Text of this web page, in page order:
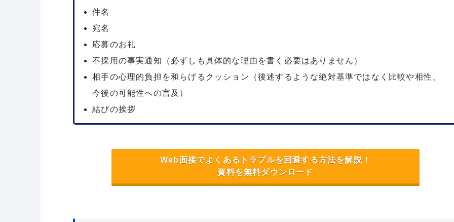
件名
宛名
応募のお礼
不採用の事実通知（必ずしも具体的な理由を書く必要はありません）
相手の心理的負担を和らげるクッション（後述するような絶対基準ではなく比較や相性、
今後の可能性への言及）
結びの挨拶
Web面接でよくあるトラブルを回避する方法を解説！
資料を無料ダウンロード